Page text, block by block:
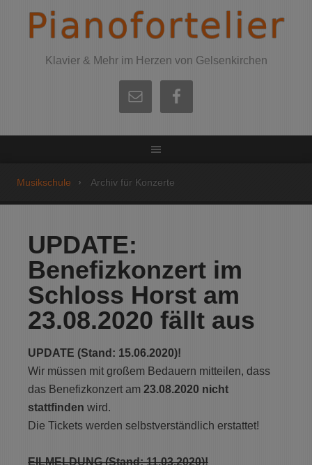
Pianofortelier
Klavier & Mehr im Herzen von Gelsenkirchen
Musikschule Archiv für Konzerte
UPDATE:
Benefizkonzert im
Schloss Horst am
23.08.2020 fällt aus
UPDATE (Stand: 15.06.2020)!
Wir müssen mit großem Bedauern mitteilen, dass
das Benefizkonzert am 23.08.2020 nicht
stattfinden wird.
Die Tickets werden selbstverständlich erstattet!
EILMELDUNG (Stand: 11.03.2020)!